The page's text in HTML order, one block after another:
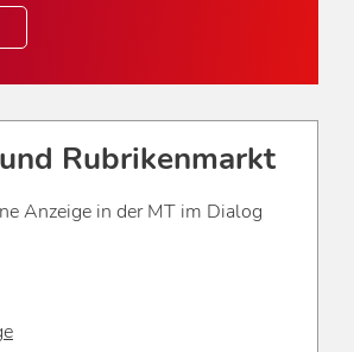
Rubrikenmarkt
Anzeige in der MT im Dialog